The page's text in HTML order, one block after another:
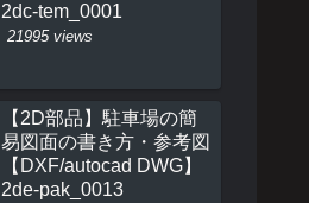
2dc-tem_0001
21995 views
【2D部品】駐車場の簡
易図面の書き方・参考図
【DXF/autocad DWG】
2de-pak_0013